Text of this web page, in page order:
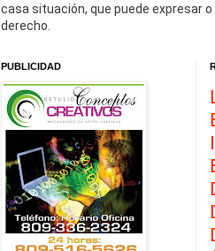
casa situación, que puede expresar
derecho.
PUBLICIDAD